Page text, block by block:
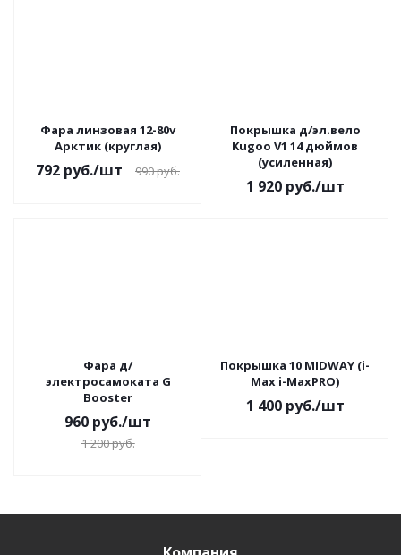
Фара линзовая 12-80v
Арктик (круглая)
792 руб./шт 990руб.
Покрышка д/эл.вело
Kugoo V1 14 дюймов
(усиленная)
1 920руб./шт
Фара д/
электросамоката G
Booster
960 руб./шт
1 200руб.
Покрышка 10 MIDWAY (i-
Max i-MaxPRO)
1 400руб./шт